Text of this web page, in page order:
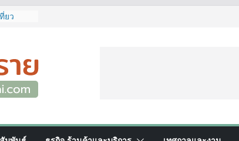
ยว
กสุด
อนไลน์
มหมาย
มายเลข
มสุด